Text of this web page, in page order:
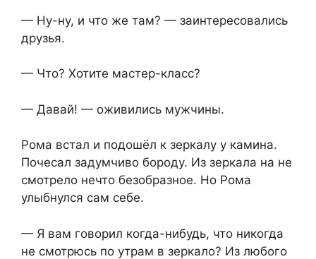
— Ну-ну, и что же там? — заинтересовались
друзья.
— Что? Хотите мастер-класс?
— Давай! — оживились мужчины.
Рома встал и подошёл к зеркалу у камина.
Почесал задумчиво бороду. Из зеркала на не
смотрело нечто безобразное. Но Рома
улыбнулся сам себе.
— Я вам говорил когда-нибудь, что никогда
не смотрюсь по утрам в зеркало? Из любого